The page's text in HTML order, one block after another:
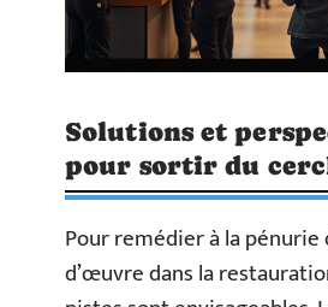
Solutions et
pour sortir du
Pour remédier à la pénurie
d’œuvre dans la